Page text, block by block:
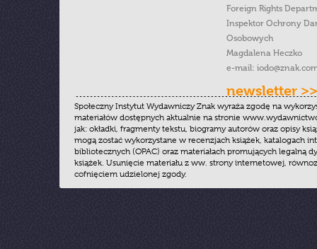
Foreign Rights
Inspektor Ochrony
Osobowych
Magdalena Heczko
e-mail:
newsletter >>
Społeczny Instytut Wydawniczy Znak wyraża zgodę na
materiałów dostępnych aktualnie na stronie
jak: okładki, fragmenty tekstu, biogramy autorów oraz opisy
mogą zostać wykorzystane w recenzjach książek, katalogach
bibliotecznych (OPAC) oraz materiałach promujących legalną
książek. Usunięcie materiału z ww. strony internetowej,
cofnięciem udzielonej zgody.